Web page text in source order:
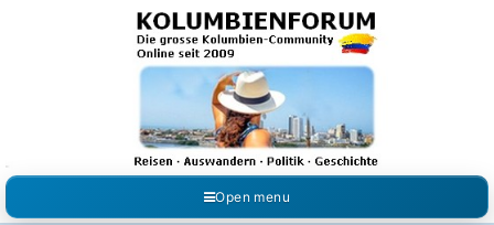
Kolumbienforum - Das
grosse Forum der
Freunde Kolumbiens
Reisen, Auswandern, Kultur, Politik, Geschichte und Visum in Kolumbien und Venezuela.
Austausch, Erfahrungen und Gemeinschaft im Kolumbienforum
Open menu